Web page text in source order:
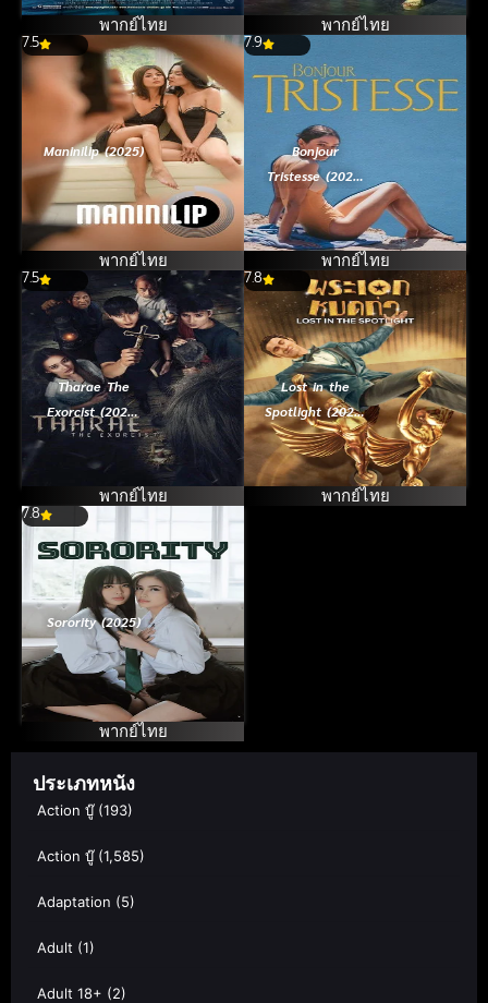
พากย์ไทย พากย์ไทย
7.5
Maninilip (2025)
พากย์ไทย
7.9
Bonjour
Tristesse (2025)
สวัสดีความเศร้า
พากย์ไทย
7.5
Tharae The
Exorcist (2025)
ท่าแร่
พากย์ไทย
7.8
Lost in the
Spotlight (2025)
พระเอกหมดท่า
พากย์ไทย
7.8
Sorority (2025)
พากย์ไทย
ประเภทหนัง
Action บู๊(193)
Action บู๊(1,585)
Adaptation (5)
Adult (1)
Adult 18+ (2)